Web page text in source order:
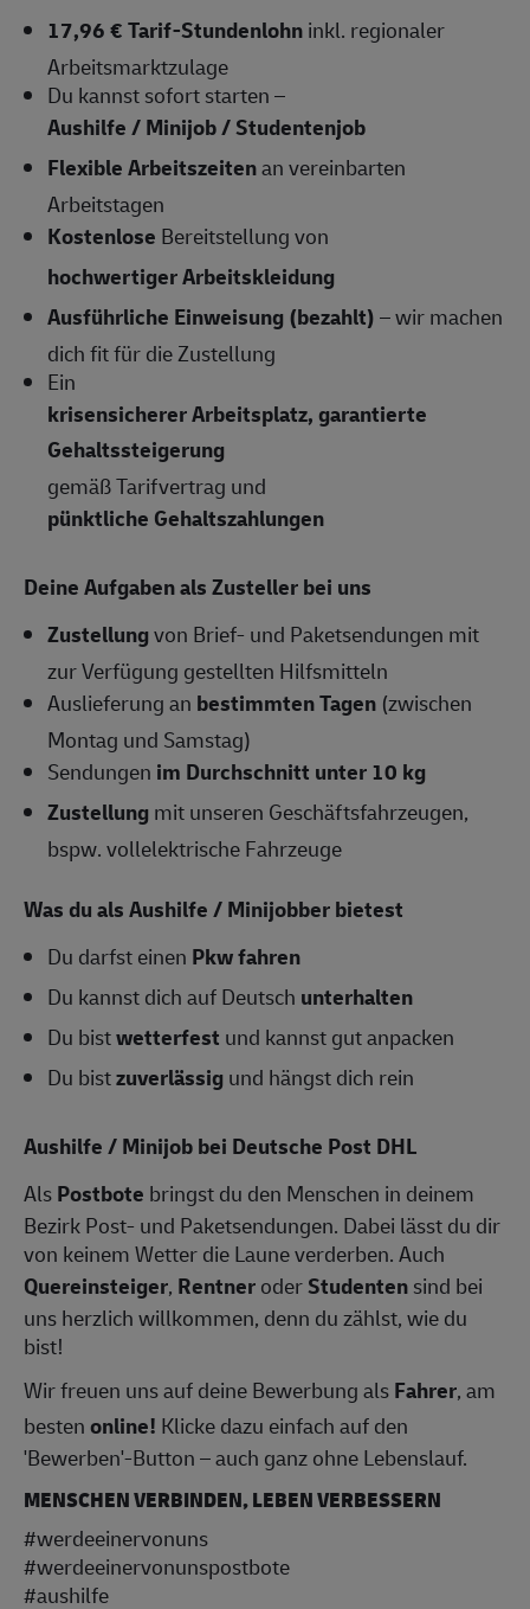
17,96 € Tarif-Stundenlohninkl. regionaler
Arbeitsmarktzulage
Du kannst sofort starten –
Aushilfe / Minijob / Studentenjob
Flexible Arbeitszeitenan vereinbarten
Arbeitstagen
Kostenlose Bereitstellung von
hochwertiger Arbeitskleidung
Ausführliche Einweisung (bezahlt)– wir machen
dich fit für die Zustellung
Ein
krisensicherer Arbeitsplatz, garantierte
Gehaltssteigerung
gemäß Tarifvertrag und
pünktliche Gehaltszahlungen
Deine Aufgaben als Zusteller bei uns
Zustellungvon Brief- und Paketsendungen mit
zur Verfügung gestellten Hilfsmitteln
Auslieferung an bestimmten Tagen (zwischen
Montag und Samstag)
Sendungen im Durchschnitt unter 10 kg
Zustellungmit unseren Geschäftsfahrzeugen,
bspw. vollelektrische Fahrzeuge
Was du als Aushilfe / Minijobber bietest
Du darfst einen Pkw fahren
Du kannst dich auf Deutsch unterhalten
Du bistwetterfest und kannst gut anpacken
Du bistzuverlässigund hängst dich rein
Aushilfe / Minijob bei Deutsche Post DHL
AlsPostbote bringst du den Menschen in deinem
Bezirk Post- und Paketsendungen. Dabei lässt du dir
von keinem Wetter die Laune verderben. Auch
Quereinsteiger, RentneroderStudentensind bei
uns herzlich willkommen, denn du zählst, wie du
bist!
Wir freuen uns auf deine Bewerbung alsFahrer, am
bestenonline! Klicke dazu einfach auf den
'Bewerben'-Button – auch ganz ohne Lebenslauf.
MENSCHEN VERBINDEN, LEBEN VERBESSERN
#werdeeinervonuns
#werdeeinervonunspostbote
#aushilfe